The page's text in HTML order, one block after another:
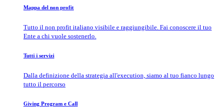
Mappa del non profit
Tutto il non profit italiano visibile e raggiungibile. Fai conoscere il tuo
Ente a chi vuole sostenerlo.
Tutti i servizi
Dalla definizione della strategia all'execution, siamo al tuo fianco lungo
tutto il percorso
Giving Program e Call